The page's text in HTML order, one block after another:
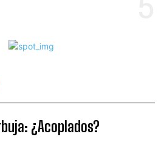
¿Acoplados?